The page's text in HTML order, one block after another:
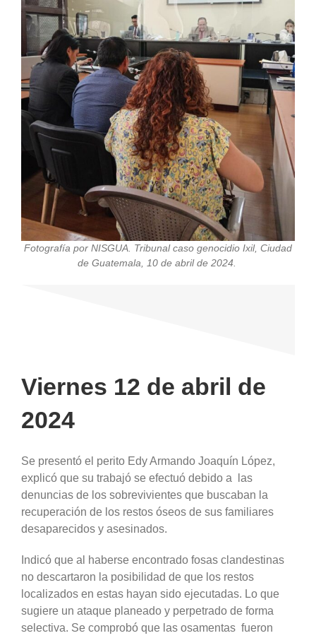
Fotografía por NISGUA. Tribunal caso genocidio Ixil, Ciudad
de Guatemala, 10 de abril de 2024.
Viernes 12 de abril de
2024
Se presentó el perito Edy Armando Joaquín López,
explicó que su trabajó se efectuó debido a las
denuncias de los sobrevivientes que buscaban la
recuperación de los restos óseos de sus familiares
desaparecidos y asesinados.
Indicó que al haberse encontrado fosas clandestinas
no descartaron la posibilidad de que los restos
localizados en estas hayan sido ejecutadas. Lo que
sugiere un ataque planeado y perpetrado de forma
selectiva. Se comprobó que las osamentas fueron